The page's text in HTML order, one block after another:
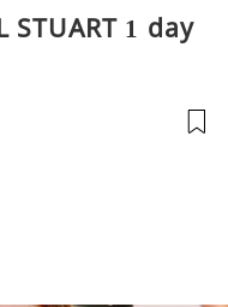
STUART 1 day